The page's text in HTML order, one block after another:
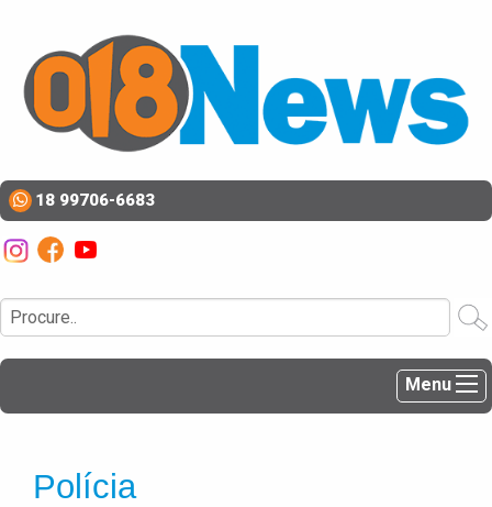
18 99706-6683
Menu
Polícia